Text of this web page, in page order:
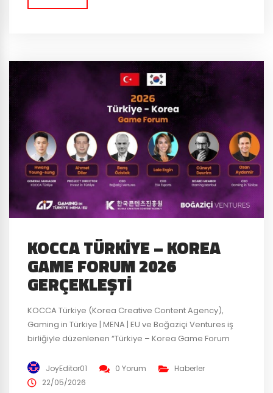
dükkânlarına...
KOCCA TÜRKIYE – KOREA
GAME FORUM 2026
GERÇEKLEŞTI
KOCCA Türkiye (Korea Creative Content Agency),
Gaming in Türkiye | MENA | EU ve Boğaziçi Ventures iş
birliğiyle düzenlenen “Türkiye – Korea Game Forum
Boğaziçi Ventures ev sahipliğinde gerçekleşen
forumda; Türkiye ve Güney Kore oyun ekosistemleri
JoyEditor01 0 Yorum
Haberler
22/05/2026